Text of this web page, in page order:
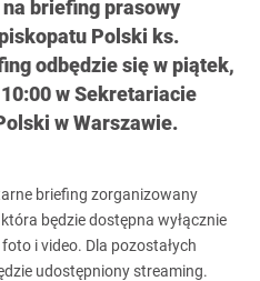
briefing prasowy
Polski ks.
odbędzie się w piątek,
w Sekretariacie
w Warszawie.
briefing zorganizowany
będzie dostępna wyłącznie
i video. Dla pozostałych
udostępniony streaming.